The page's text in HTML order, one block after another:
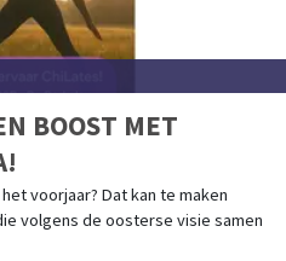
BOOST MET
voorjaar? Dat kan te maken
volgens de oosterse visie samen